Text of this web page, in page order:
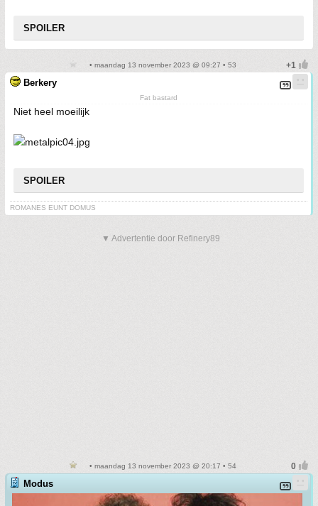
SPOILER
• maandag 13 november 2023 @ 09:27 • 53
Berkery
Fat bastard
Niet heel moeilijk
SPOILER
ROMANES EUNT DOMUS
▼ Advertentie door Refinery89
• maandag 13 november 2023 @ 20:17 • 54
Modus